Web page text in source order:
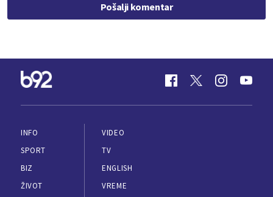
Pošalji komentar
INFO
SPORT
BIZ
ŽIVOT
VIDEO
TV
ENGLISH
VREME